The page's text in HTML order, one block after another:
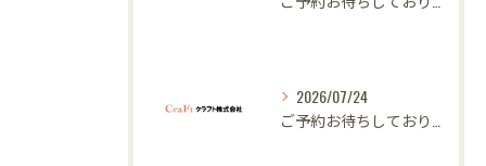
2026/07/24